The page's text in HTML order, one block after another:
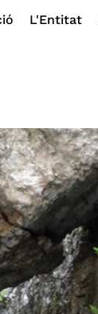
L'Entitat